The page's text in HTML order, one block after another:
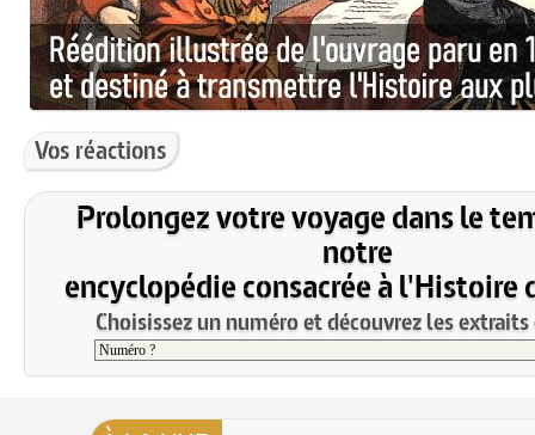
Vos réactions
Prolongez votre voyage dans le
notre
encyclopédie consacrée à l'Histoire
Choisissez un numéro et découvrez les